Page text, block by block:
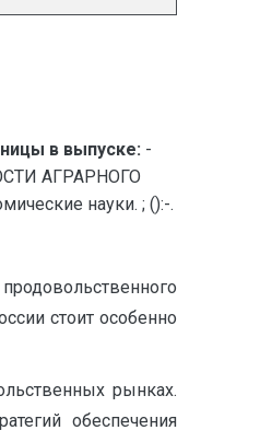
в выпуске: -
АГРАРНОГО
науки. ; ():-.
стоит особенно
рынках.
обеспечения